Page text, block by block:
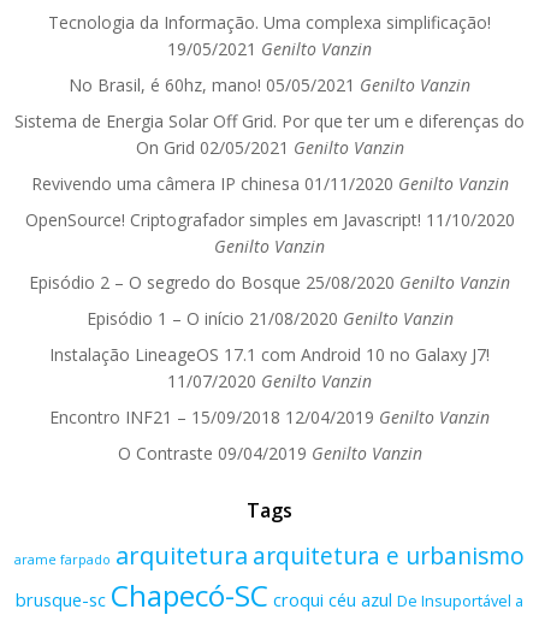
Tecnologia da Informação. Uma complexa simplificação!
19/05/2021 Genilto Vanzin
No Brasil, é 60hz, mano! 05/05/2021 Genilto Vanzin
Sistema de Energia Solar Off Grid. Por que ter um e diferenças do
On Grid 02/05/2021 Genilto Vanzin
Revivendo uma câmera IP chinesa 01/11/2020 Genilto Vanzin
OpenSource! Criptografador simples em Javascript! 11/10/2020
Genilto Vanzin
Episódio 2 – O segredo do Bosque 25/08/2020 Genilto Vanzin
Episódio 1 – O início 21/08/2020 Genilto Vanzin
Instalação LineageOS 17.1 com Android 10 no Galaxy J7!
11/07/2020 Genilto Vanzin
Encontro INF21 – 15/09/2018 12/04/2019 Genilto Vanzin
O Contraste 09/04/2019 Genilto Vanzin
Tags
arame farpado arquitetura arquitetura e urbanismo
brusque-sc Chapecó-SC croqui céu azul De Insuportável a